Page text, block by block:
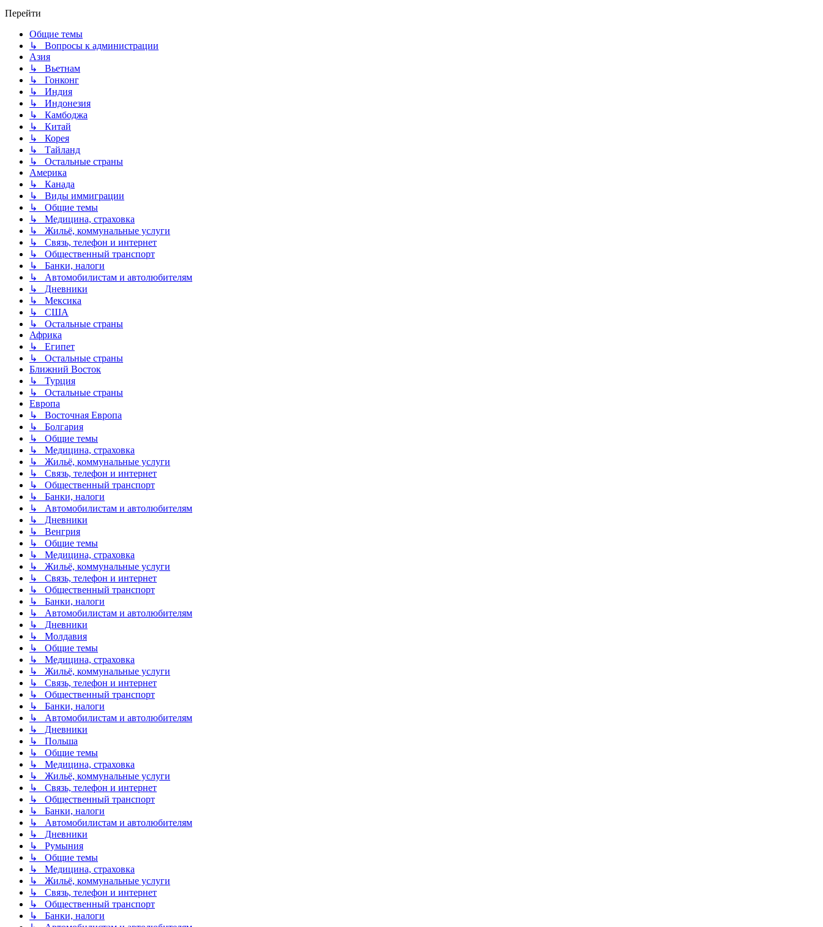
Перейти
Общие темы
↳ Вопросы к администрации
Азия
↳ Вьетнам
↳ Гонконг
↳ Индия
↳ Индонезия
↳ Камбоджа
↳ Китай
↳ Корея
↳ Тайланд
↳ Остальные страны
Америка
↳ Канада
↳ Виды иммиграции
↳ Общие темы
↳ Медицина, страховка
↳ Жильё, коммунальные услуги
↳ Связь, телефон и интернет
↳ Общественный транспорт
↳ Банки, налоги
↳ Автомобилистам и автолюбителям
↳ Дневники
↳ Мексика
↳ США
↳ Остальные страны
Африка
↳ Египет
↳ Остальные страны
Ближний Восток
↳ Турция
↳ Остальные страны
Европа
↳ Восточная Европа
↳ Болгария
↳ Общие темы
↳ Медицина, страховка
↳ Жильё, коммунальные услуги
↳ Связь, телефон и интернет
↳ Общественный транспорт
↳ Банки, налоги
↳ Автомобилистам и автолюбителям
↳ Дневники
↳ Венгрия
↳ Общие темы
↳ Медицина, страховка
↳ Жильё, коммунальные услуги
↳ Связь, телефон и интернет
↳ Общественный транспорт
↳ Банки, налоги
↳ Автомобилистам и автолюбителям
↳ Дневники
↳ Молдавия
↳ Общие темы
↳ Медицина, страховка
↳ Жильё, коммунальные услуги
↳ Связь, телефон и интернет
↳ Общественный транспорт
↳ Банки, налоги
↳ Автомобилистам и автолюбителям
↳ Дневники
↳ Польша
↳ Общие темы
↳ Медицина, страховка
↳ Жильё, коммунальные услуги
↳ Связь, телефон и интернет
↳ Общественный транспорт
↳ Банки, налоги
↳ Автомобилистам и автолюбителям
↳ Дневники
↳ Румыния
↳ Общие темы
↳ Медицина, страховка
↳ Жильё, коммунальные услуги
↳ Связь, телефон и интернет
↳ Общественный транспорт
↳ Банки, налоги